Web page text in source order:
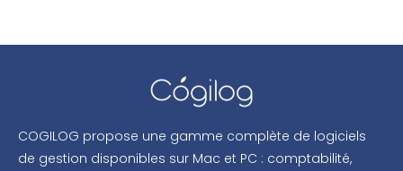
COGILOG propose une gamme complète de logiciels
de gestion disponibles sur Mac et PC : comptabilité,